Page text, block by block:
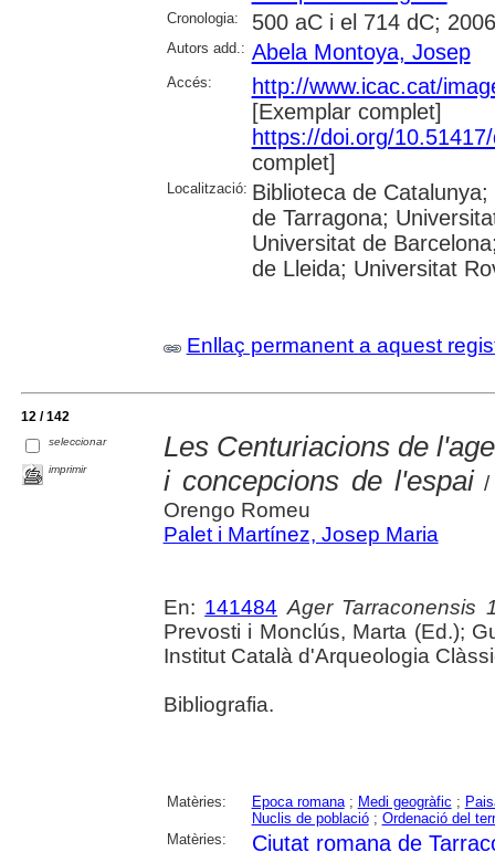
Cronologia: 500 aC i el 714 dC;
Autors add.: Abela Montoya, Josep
Accés:
http://www.icac.cat/
[Exemplar complet]
https://doi.org/
complet]
Localització: Biblioteca de
de Tarragona;
Universitat de
de Lleida; Universitat
Enllaç permanent a aquest
12 / 142
seleccionar
imprimir
Les Centuriacions de
i concepcions de l'espai/
Orengo Romeu
Palet i Martínez, Josep Maria
En: 141484 Ager Tarraconensis
Prevosti i Monclús, Marta (Ed.);
Institut Català d'Arqueologia
Bibliografia.
Matèries: Epoca romana; Medi geogràfic ;
Nuclis de població; Ordenació del
Matèries:
Ciutat romana de